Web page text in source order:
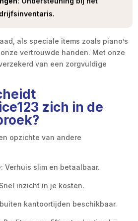
als speciale items zoals piano’s
vertrouwde handen. Met onze
van een zorgvuldige
zich in de
opzichte van andere
Verhuis slim en betaalbaar.
inzicht in je kosten.
kantoortijden beschikbaar.